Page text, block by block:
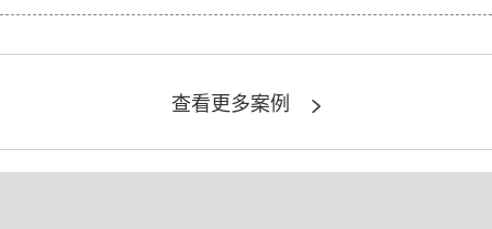
查看更多案例